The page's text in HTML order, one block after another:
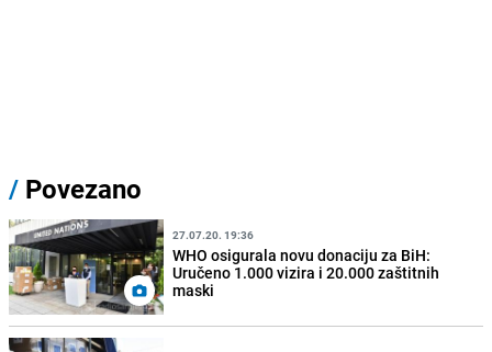
/ Povezano
27.07.20. 19:36
WHO osigurala novu donaciju za BiH:
Uručeno 1.000 vizira i 20.000 zaštitnih
maski